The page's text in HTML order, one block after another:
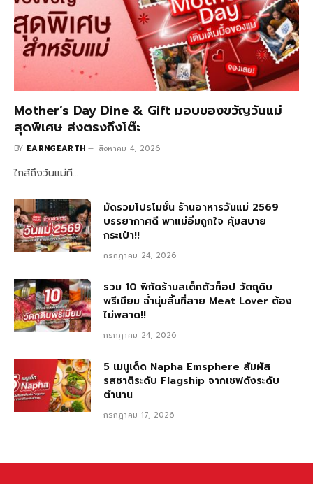
Mother’s Day Dine & Gift มอบของขวัญวันแม่
สุดพิเศษ ส่งตรงถึงโต๊ะ
BY EARNGEARTH สิงหาคม 4, 2026
ใกล้ถึงวันแม่ที…
มัดรวมโปรโมชั่น ร้านอาหารวันแม่ 2569
บรรยากาศดี พาแม่อิ่มถูกใจ คุ้มสบาย
กระเป๋า!!
กรกฎาคม 24, 2026
รวม 10 พิกัดร้านสเต็กตัวท็อป วัตถุดิบ
พรีเมียม ฉ่ำนุ่มลิ้นที่สาย Meat Lover ต้อง
ไม่พลาด!!
กรกฎาคม 24, 2026
5 เมนูเด็ด Napha Emsphere สัมผัส
รสชาติระดับ Flagship จากเชฟดังระดับ
ตำนาน
กรกฎาคม 17, 2026